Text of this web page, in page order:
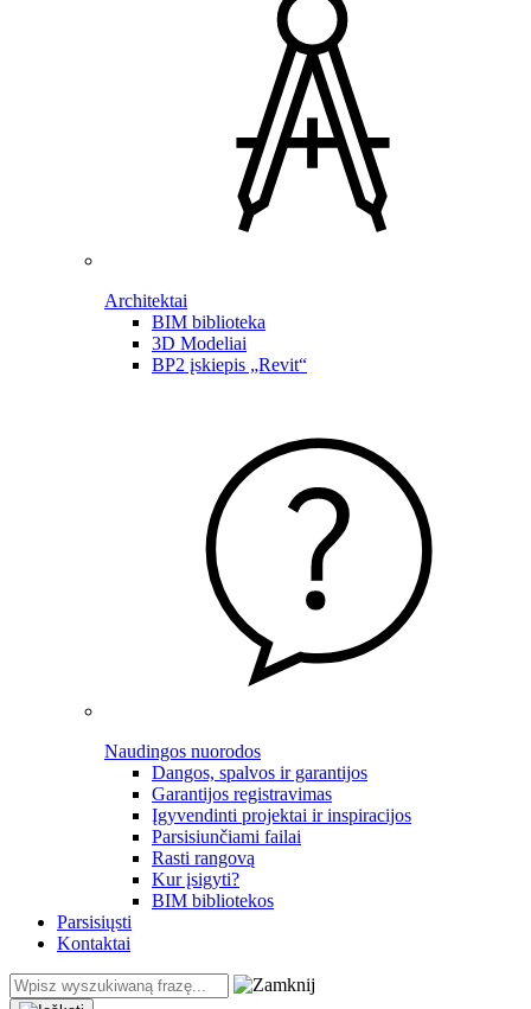
Architektai
BIM biblioteka
3D Modeliai
BP2 įskiepis „Revit“
Naudingos nuorodos
Dangos, spalvos ir garantijos
Garantijos registravimas
Įgyvendinti projektai ir inspiracijos
Parsisiunčiami failai
Rasti rangovą
Kur įsigyti?
BIM bibliotekos
Parsisiųsti
Kontaktai